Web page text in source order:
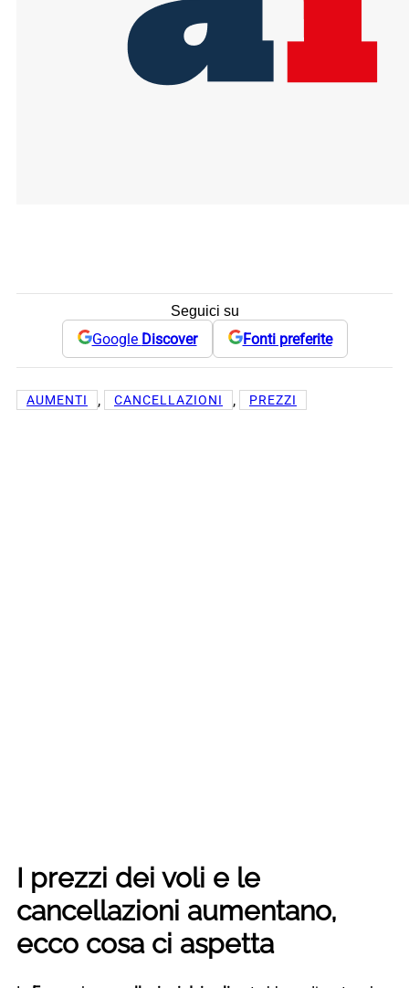
Seguici su
Google Discover Fonti preferite
AUMENTI , CANCELLAZIONI , PREZZI
I prezzi dei voli e le
cancellazioni aumentano,
ecco cosa ci aspetta